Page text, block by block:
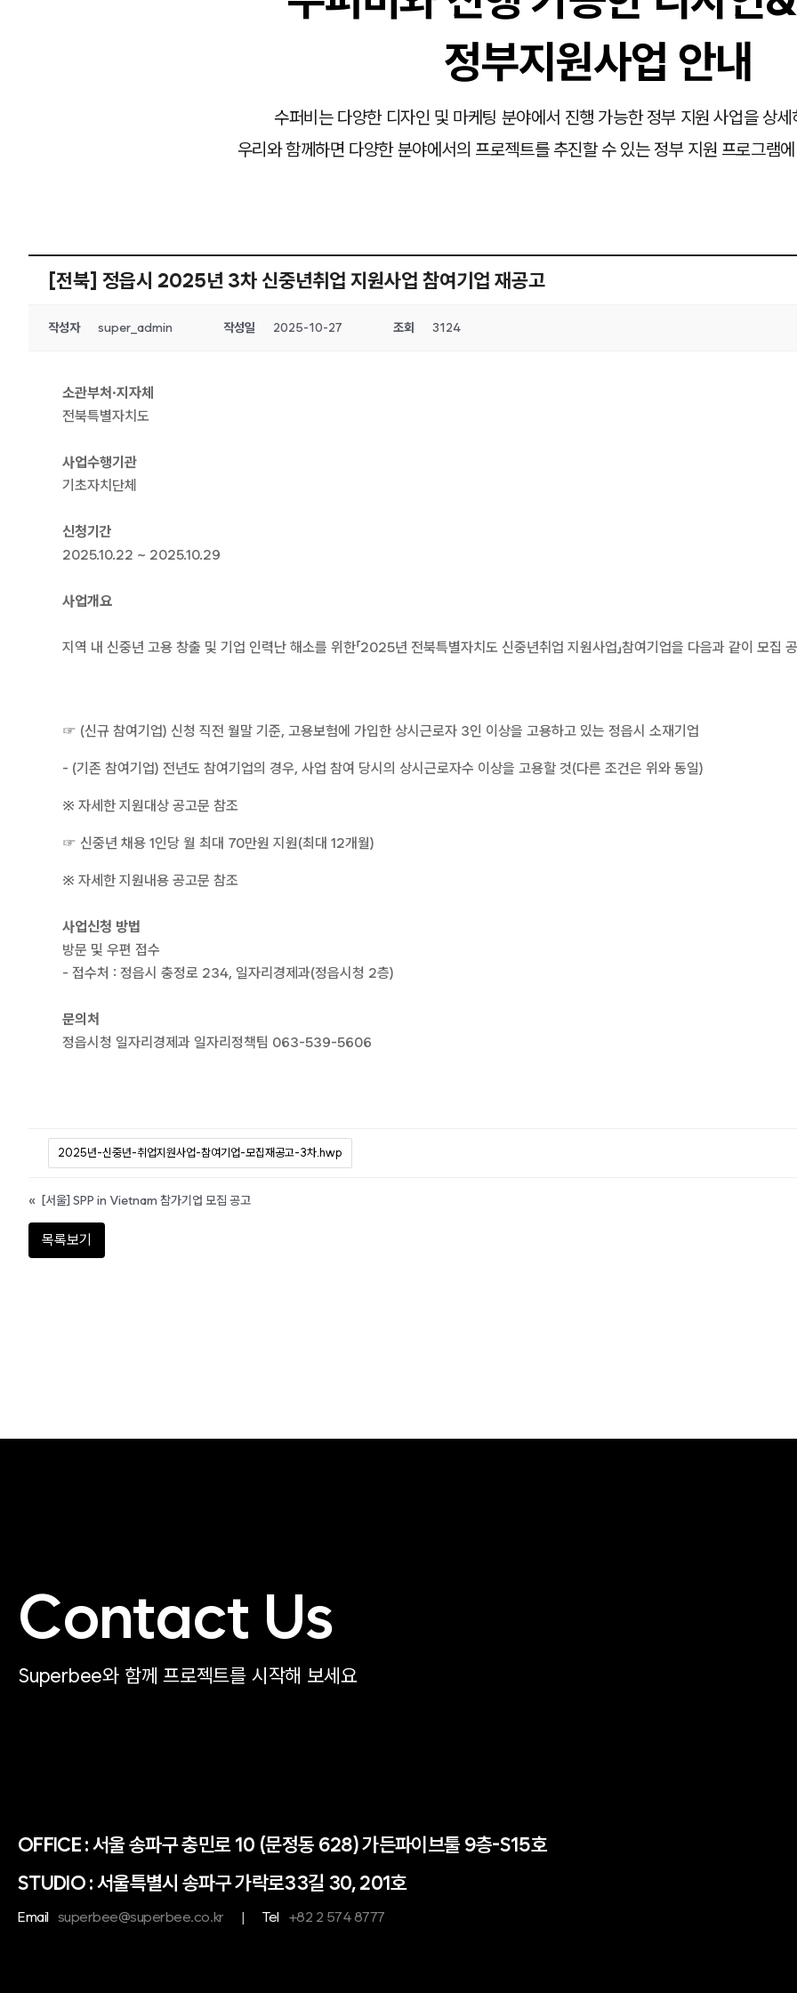
정부지원사업 안내
수퍼비는 다양한 디자인 및 마케팅 분야에서 진행 가능한 정부 지원 사업을 상
우리와 함께하면 다양한 분야에서의 프로젝트를 추진할 수 있는 정부 지원 프로그램
[전북] 정읍시 2025년 3차 신중년취업 지원사업 참여기업 재공고
작성자 super_admin 작성일 2025-10-27 조회 3124
소관부처·지자체
전북특별자치도
사업수행기관
기초자치단체
신청기간
2025.10.22 ~ 2025.10.29
사업개요
지역 내 신중년 고용 창출 및 기업 인력난 해소를 위한「2025년 전북특별자치도 신중년취업 지원사업」참여기업을 다음과 같이 모집
☞ (신규 참여기업) 신청 직전 월말 기준, 고용보험에 가입한 상시근로자 3인 이상을 고용하고 있는 정읍시 소재기업
- (기존 참여기업) 전년도 참여기업의 경우, 사업 참여 당시의 상시근로자수 이상을 고용할 것(다른 조건은 위와 동일)
※ 자세한 지원대상 공고문 참조
☞ 신중년 채용 1인당 월 최대 70만원 지원(최대 12개월)
※ 자세한 지원내용 공고문 참조
사업신청 방법
방문 및 우편 접수
- 접수처 : 정읍시 충정로 234, 일자리경제과(정읍시청 2층)
문의처
정읍시청 일자리경제과 일자리정책팀 063-539-5606
2025년-신중년-취업지원사업-참여기업-모집재공고-3차.hwp
« [서울] SPP in Vietnam 참가기업 모집 공고
목록보기
Contact Us
Superbee와 함께 프로젝트를 시작해 보세요
OFFICE :서울 송파구 충민로 10 (문정동 628) 가든파이브툴 9층-S15호
STUDIO : 서울특별시 송파구 가락로33길 30, 201호
Email superbee@superbee.co.kr | Tel +82 2 574 8777